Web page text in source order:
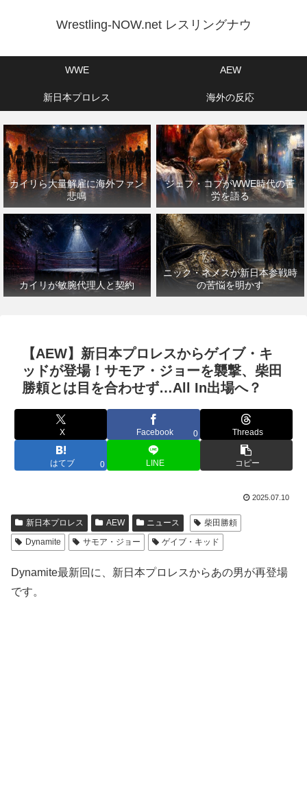
Wrestling-NOW.net レスリングナウ
WWE AEW
新日本プロレス 海外の反応
カイリら大量解雇に海外ファン
悲鳴
ジェフ・コブがWWE時代の苦
労を語る
カイリが敏腕代理人と契約
ニック・ネメスが新日本参戦時
の苦悩を明かす
【AEW】新日本プロレスからゲイブ・キ
ッドが登場！サモア・ジョーを襲撃、柴田
勝頼とは目を合わせず…All In出場へ？
X Facebook 0 Threads
はてブ 0 LINE コピー
2025.07.10
新日本プロレス AEW ニュース
柴田勝頼
Dynamite
サモア・ジョー ゲイブ・キッド
Dynamite最新回に、新日本プロレスからあの男が再登場
です。